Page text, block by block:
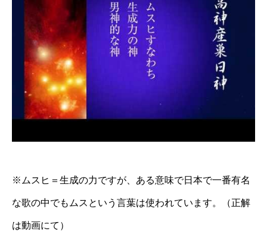
※ムスヒ＝生成の力ですが、ある意味で日本で一番有名
な歌の中でもムスという言葉は使われています。（正解
は動画にて）